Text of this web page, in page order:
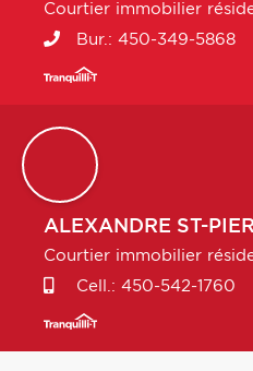
Courtier immobilier
Bur.: 450-349-5868
ALEXANDRE ST-
Courtier immobilier
Cell.: 450-542-1760